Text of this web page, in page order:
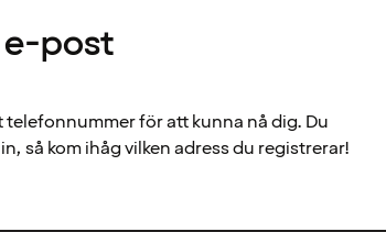
e-post
för att kunna nå dig. Du
så kom ihåg vilken adress du registrerar!